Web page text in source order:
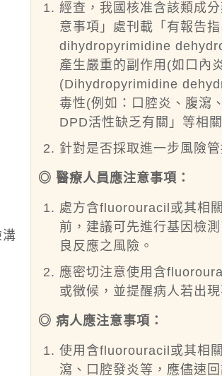
經查，我國核准含該類成
意事項」處刊載「有報告
dihydropyrimidine
產生嚴重的副作用(如口內
(Dihydropyrimidine
毒性(例如：口腔炎、腹瀉
DPD活性缺乏有關」等相關
針對是否採取進一步風險
◎ 醫療人員應注意事項：
處方含fluorouracil或其相
前，建議可先進行基因檢
良反應之風險。
應密切注意使用含
或徵候，並提醒病人若出
◎ 病人應注意事項：
使用含fluorouracil或其相
瀉、口腔發炎等，應儘速回